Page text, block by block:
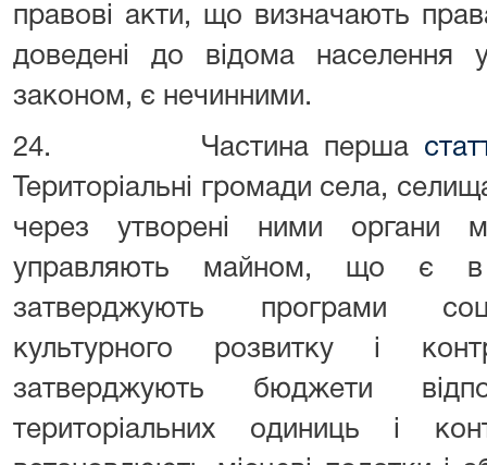
правові акти, що визначають
доведені до відома населення
законом, є нечинними.
24. Частина перша
Територіальні громади села,
через утворені ними органи
управляють майном, що є в
затверджують програми
культурного розвитку і
затверджують бюджети
територіальних одиниць і